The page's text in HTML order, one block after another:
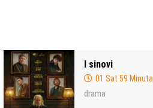
I sinovi
01 Sat 59 Minuta
drama